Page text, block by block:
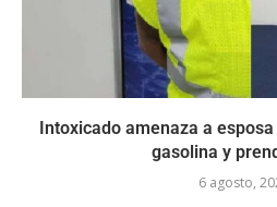
Intoxicado amenaza a
gasolina y
6 agosto,